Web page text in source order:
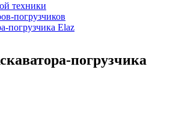
техники
погрузчиков
погрузчика Elaz
погрузчика